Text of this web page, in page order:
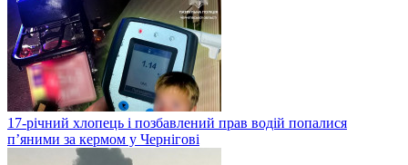
17-річний хлопець і позбавлений прав водій попалися
п’яними за кермом у Чернігові